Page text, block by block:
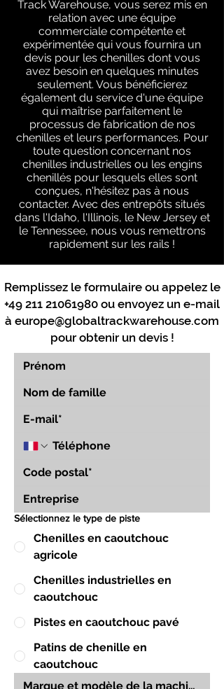
Track Warehouse, vous serez mis en
relation avec une équipe
commerciale compétente et
expérimentée qui vous fournira un
devis pour les chenilles dont vous
avez besoin en quelques minutes
seulement. Vous bénéficierez
également du service d'une équipe
qui maîtrise parfaitement le
processus de fabrication de nos
chenilles et leurs performances. Pour
toute question concernant nos
chenilles industrielles ou les engins
chenillés pour lesquels elles sont
conçues, n'hésitez pas à nous
contacter. Avec des entrepôts situés
dans l'Idaho, l'Illinois, le New Jersey et
le Tennessee, nous vous remettrons
rapidement sur les rails !
Remplissez le formulaire ou appelez le
+49 211 21061980 ou envoyez un e-mail
à europe@globaltrackwarehouse.com
pour obtenir un devis !
Sélectionnez le type de piste
Chenilles en caoutchouc
agricole
Chenilles industrielles en
caoutchouc
Pistes en caoutchouc pavé
Patins de chenille en
caoutchouc